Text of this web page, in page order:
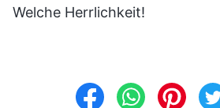
Welche Herrlichkeit!